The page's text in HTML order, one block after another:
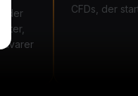
CFDs, der